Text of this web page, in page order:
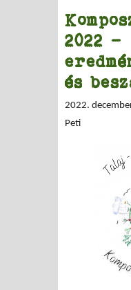
2022 -
és
2022.
Peti